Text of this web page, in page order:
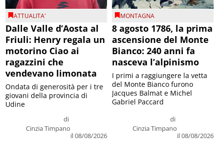
ATTUALITA'
Dalle Valle d’Aosta al
Friuli: Henry regala un
motorino Ciao ai
ragazzini che
vendevano limonata
di
Cinzia Timpano
il 08/08/2026
Ondata di generosità per i tre
giovani della provincia di
Udine
MONTAGNA
8 agosto 1786, la prima
ascensione del Monte
Bianco: 240 anni fa
nasceva l’alpinismo
di
Cinzia Timpano
il 08/08/2026
I primi a raggiungere la vetta
del Monte Bianco furono
Jacques Balmat e Michel
Gabriel Paccard